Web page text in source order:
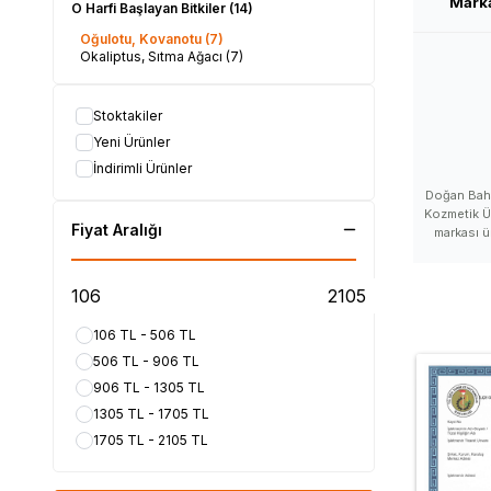
O Harfi Başlayan Bitkiler (14)
Oğulotu, Kovanotu (7)
Okaliptus, Sıtma Ağacı (7)
Stoktakiler
Yeni Ürünler
İndirimli Ürünler
Fiyat Aralığı
106 TL - 506 TL
506 TL - 906 TL
906 TL - 1305 TL
1305 TL - 1705 TL
1705 TL - 2105 TL
Doğan
Kozmetik
markası
satan yer,
Doğan
Doğan
markası,
Doğan
zararlı
Baharat
ürünleri
satılır,
Baharat